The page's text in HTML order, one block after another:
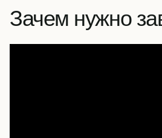
Зачем нужно